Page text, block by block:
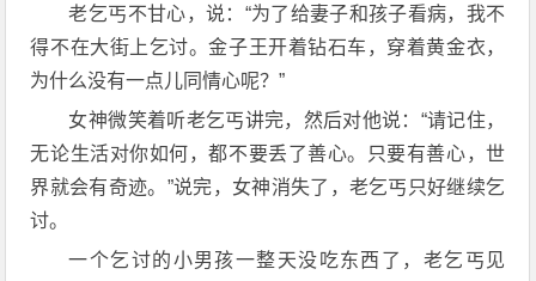
老乞丐不甘心，说：“为了给妻子和孩子看病，我不
得不在大街上乞讨。金子王开着钻石车，穿着黄金衣，
为什么没有一点儿同情心呢？”
女神微笑着听老乞丐讲完，然后对他说：“请记住，
无论生活对你如何，都不要丢了善心。只要有善心，世
界就会有奇迹。”说完，女神消失了，老乞丐只好继续乞
讨。
一个乞讨的小男孩一整天没吃东西了，老乞丐见